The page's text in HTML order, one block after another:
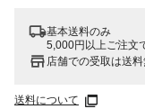
基本送料のみ
5,000円以上ご注文
店舗での受取は送
送料について